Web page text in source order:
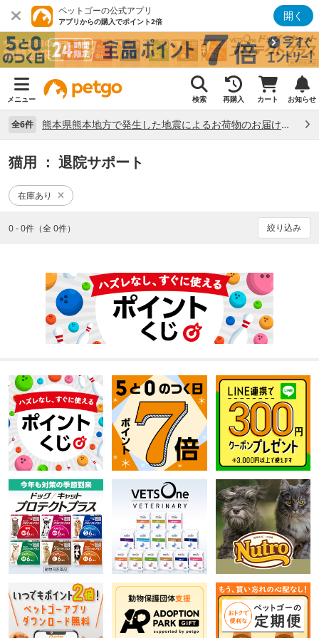
ペットゴーの公式アプリ
アプリからの購入でポイント2倍 開く
メニュー 検索 再購入 カート お知らせ
全6件 熊本県熊本地方で発生した地震によるお荷物のお届け状況について （7/28）
猫用 ： 退院サポート
在庫あり
0 - 0件（全 0件） 絞り込み